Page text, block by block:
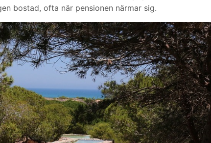
bostad, ofta när pensionen närmar sig.